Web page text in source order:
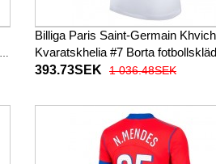
Billiga Paris Saint-Germain
Kvaratskhelia #7 Borta
Dam 2025-26 Kortärmad
393.73SEK 1 036.48SEK